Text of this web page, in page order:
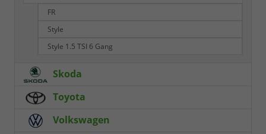
FR
Style
Style 1.5 TSI 6 Gang
Skoda
Toyota
Volkswagen